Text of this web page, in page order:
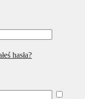
hasła?